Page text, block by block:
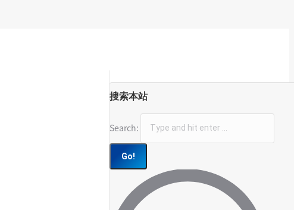
搜索本站
Search: